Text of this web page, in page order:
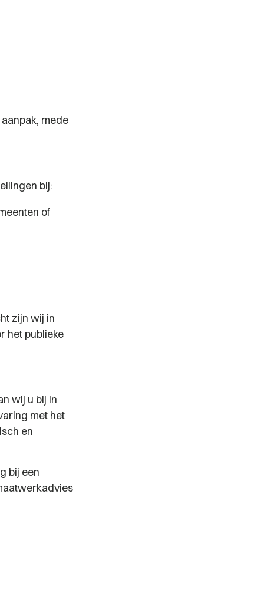
mede
bij:
of
zijn wij in
het publieke
wij u bij in
met het
en
bij een